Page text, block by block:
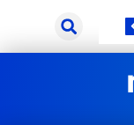
contenido